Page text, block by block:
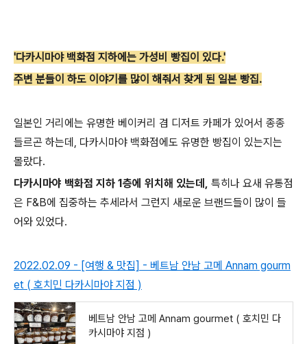
'다카시마야 백화점 지하에는 가성비 빵집이 있다.'
주변 분들이 하도 이야기를 많이 해줘서 찾게 된 일본 빵집.
일본인 거리에는 유명한 베이커리 겸 디저트 카페가 있어서 종종
들르곤 하는데, 다카시마야 백화점에도 유명한 빵집이 있는지는
몰랐다.
다카시마야 백화점 지하 1층에 위치해 있는데, 특히나 요새 유통점
은 F&B에 집중하는 추세라서 그런지 새로운 브랜드들이 많이 들
어와 있었다.
2022.02.09 - [여행 & 맛집] - 베트남 안남 고메 Annam gourm
et ( 호치민 다카시마야 지점 )
베트남 안남 고메 Annam gourmet ( 호치민 다
카시마야 지점 )